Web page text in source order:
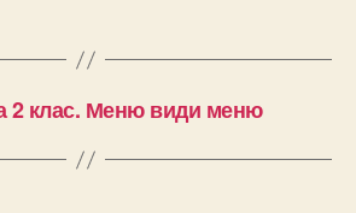
2 клас. Меню види меню